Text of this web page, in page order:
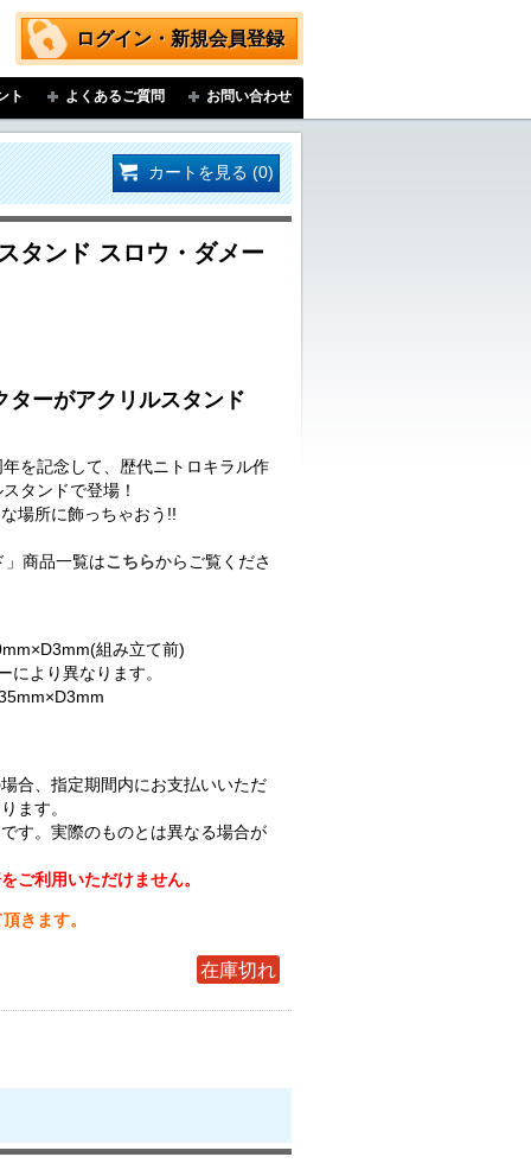
ログイン・新規会員登録
ト よくあるご質問 お問い合わせ
カートを見る (0)
タンド スロウ・ダメー
ターがアクリルスタンド
を記念して、歴代ニトロキラル作
タンドで登場！
場所に飾っちゃおう!!
商品一覧はこちらからご覧くださ
組み立て前)
により異なります。
合、指定期間内にお支払いいただ
ます。
す。実際のものとは異なる場合が
ご利用いただけません。
きます。
在庫切れ